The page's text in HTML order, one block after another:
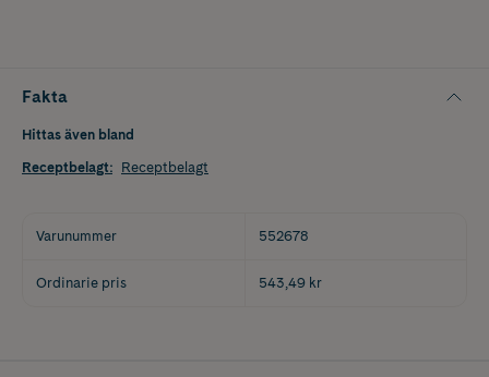
Fakta
Hittas även bland
Receptbelagt: Receptbelagt
Varunummer 552678
Ordinarie pris 543,49 kr